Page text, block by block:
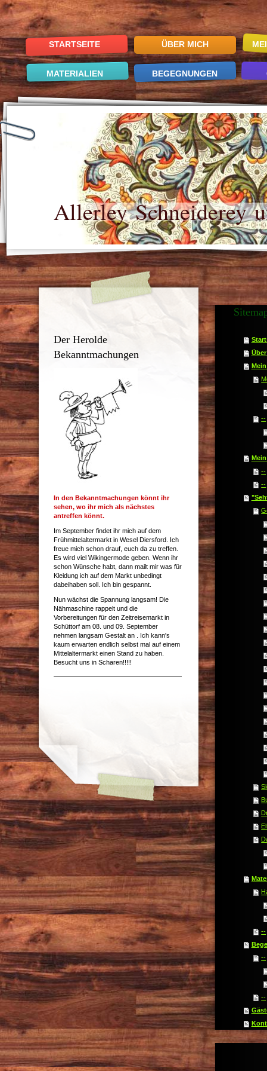
STARTSEITE ÜBER MICH
MATERIALIEN BEGEGNUNGEN
Allerley Schneiderey
--
--
--
--
--
--
Der Herolde
Bekanntmachungen
In den Bekanntmachungen könnt ihr
sehen, wo ihr mich als nächstes
antreffen könnt.
Im September findet ihr mich auf dem
Frühmittelaltermarkt in Wesel Diersford. Ich
freue mich schon drauf, euch da zu treffen.
Es wird viel Wikingermode geben. Wenn ihr
schon Wünsche habt, dann mailt mir was für
Kleidung ich auf dem Markt unbedingt
dabeihaben soll. Ich bin gespannt.
Nun wächst die Spannung langsam! Die
Nähmaschine rappelt und die
Vorbereitungen für den Zeitreisemarkt in
Schüttorf am 08. und 09. September
nehmen langsam Gestalt an . Ich kann's
kaum erwarten endlich selbst mal auf einem
Mittelaltermarkt einen Stand zu haben.
Besucht uns in Scharen!!!!!